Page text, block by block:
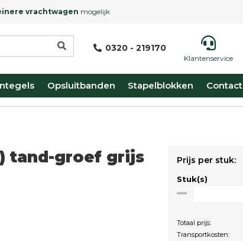
vrachtwagen mogelijk
0320 - 219170
Klantenservice
Opsluitbanden Stapelblokken Contact
tand-groef grijs Prijs per stuk:
Stuk(s)
Totaal prijs:
Transportkosten: